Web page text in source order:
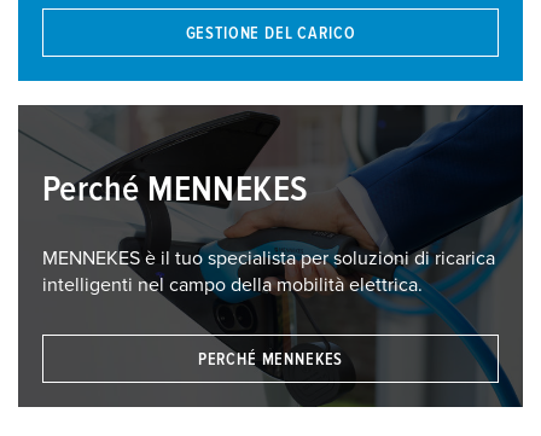
GESTIONE DEL CARICO
Perché MENNEKES
MENNEKES è il tuo specialista per soluzioni di ricarica
intelligenti nel campo della mobilità elettrica.
PERCHÉ MENNEKES